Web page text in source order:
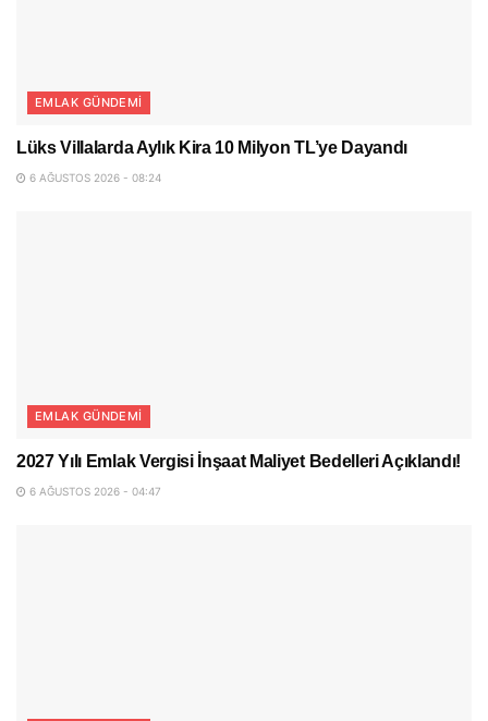
EMLAK GÜNDEMI
Lüks Villalarda Aylık Kira 10 Milyon TL’ye Dayandı
6 AĞUSTOS 2026 - 08:24
EMLAK GÜNDEMI
2027 Yılı Emlak Vergisi İnşaat Maliyet Bedelleri Açıklandı!
6 AĞUSTOS 2026 - 04:47